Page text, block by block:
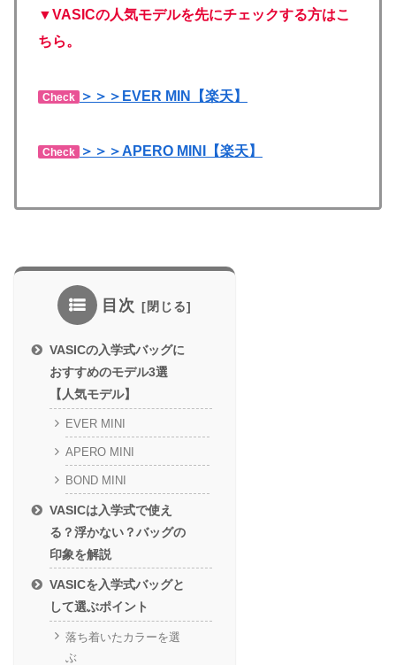
▼VASICの人気モデルを先にチェックする方はこ
ちら。
Check ＞＞＞EVER MIN【楽天】
Check ＞＞＞APERO MINI【楽天】
目次
VASICの入学式バッグに
おすすめのモデル3選
【人気モデル】
EVER MINI
APERO MINI
BOND MINI
VASICは入学式で使え
る？浮かない？バッグの
印象を解説
VASICを入学式バッグと
して選ぶポイント
落ち着いたカラーを選
ぶ